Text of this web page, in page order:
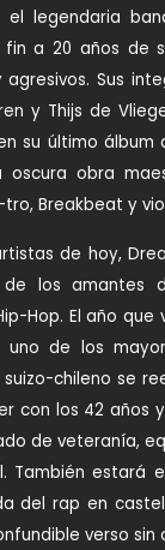
legendaria
a 20 años de
Sus
y Thijs de
su último álbum
oscura obra
Breakbeat y
de hoy,
los amantes
Hop. El año que
uno de los
suizo-chileno se
con los 42 años
de veteranía,
También estará
del rap en
verso sin